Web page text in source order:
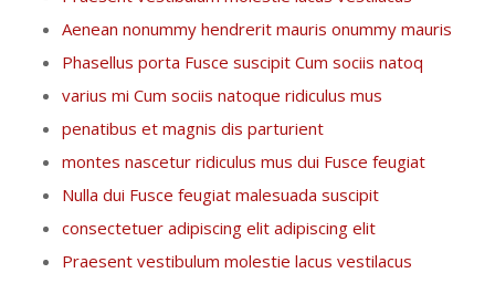
Aenean nonummy hendrerit mauris onummy mauris
Phasellus porta Fusce suscipit Cum sociis natoq
varius mi Cum sociis natoque ridiculus mus
penatibus et magnis dis parturient
montes nascetur ridiculus mus dui Fusce feugiat
Nulla dui Fusce feugiat malesuada suscipit
consectetuer adipiscing elit adipiscing elit
Praesent vestibulum molestie lacus vestilacus